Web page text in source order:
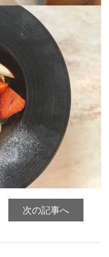
次の記事へ